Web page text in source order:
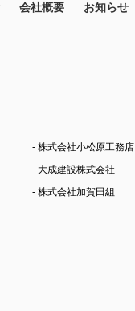
会社概要 お知らせ
- 株式会社小松原工務店
- 大成建設株式会社
- 株式会社加賀田組